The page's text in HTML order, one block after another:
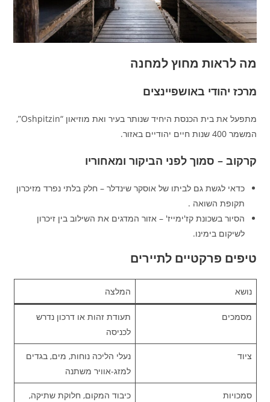
מה לראות מחוץ למחנה
מרכז יהודי באושפיינצים
מתפעל את בית הכנסת היחיד שנותר בעיר ואת מוזיאון “Oshpitzin”,
המשמר 400 שנות חיים יהודיים באזור.
קרקוב – סמוך לפני הביקור ומאחוריו
כדאי לגשת גם לביתו של אוסקר שינדלר – חלק בלתי נפרד מזיכרון
תקופת השואה .
הסיור בשכונת קז'ימייז' – אזור המדגים את השילוב בין זיכרון
לשיקום בימינו.
טיפים פרקטיים לתיירים
נושא המלצה
מסמכים
תעודת זהות או דרכון נדרש
לכניסה
ציוד
נעלי הליכה נוחות, מים, בגדים
למזג-אוויר משתנה
סמכויות
כיבוד המקום, חלוקת שתיקה,